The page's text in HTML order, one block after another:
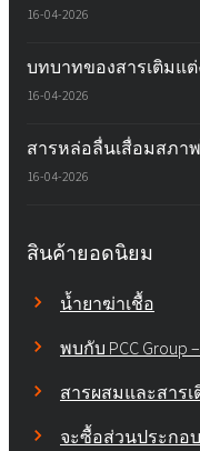
16-04-2026
บทบาทของสารเติมแต่
16-04-2026
สารหล่อลื่นเสื่อมสภาพ
16-04-2026
สินค้ายอดนิยม
น้ำยาฆ่าเชื้อ
พบกับ PCC Group
สารผสมและสาร
จะซื้อส่วนประกอ